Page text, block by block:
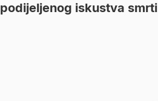
podijeljenog iskustva smrti